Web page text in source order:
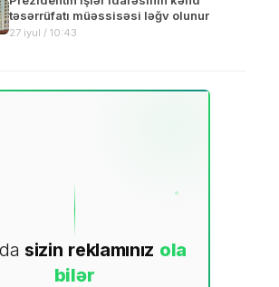
təsərrüfatı müəssisəsi ləğv olunur
27 iyul / 10:43
sizin reklamınız ola
bilər